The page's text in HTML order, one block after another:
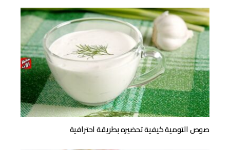
صوص التومية كيفية تحضيره بطريقة احترافية